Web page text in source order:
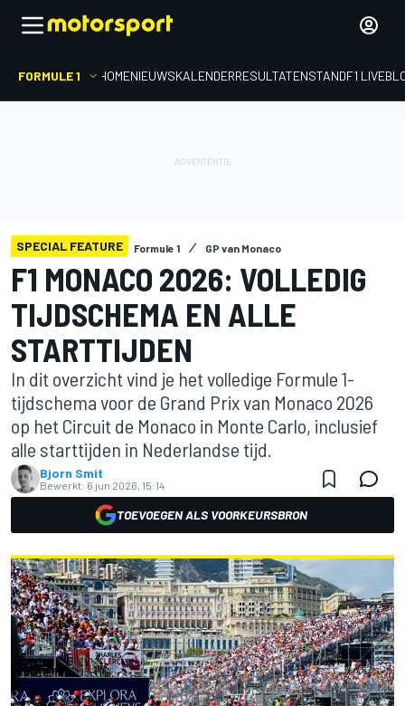
FORMULE 1 HOMENIEUWSKALENDERRESULTATENSTANDF1
SPECIAL FEATURE Formule 1 GP van Monaco
F1 MONACO 2026: VOLLEDIG
TIJDSCHEMA EN ALLE
STARTTIJDEN
In dit overzicht vind je het volledige Formule 1-
tijdschema voor de Grand Prix van Monaco 2026
op het Circuit de Monaco in Monte Carlo, inclusief
alle starttijden in Nederlandse tijd.
Bjorn Smit
Bewerkt: 6 jun 2026, 15:14
TOEVOEGEN ALS VOORKEURSBRON